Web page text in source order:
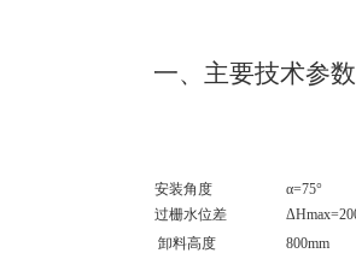
一、主要技术参
安装角度
α=75°
过栅水位差
卸料高度
800mm